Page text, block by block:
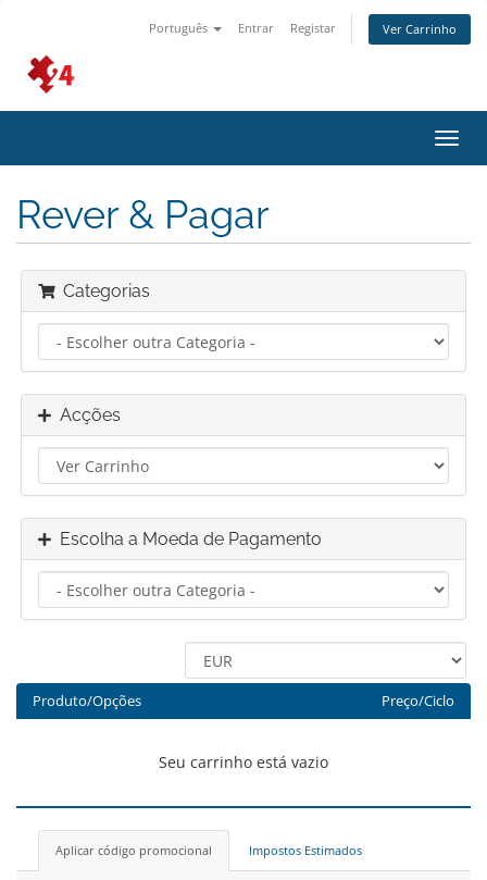
Português Entrar Registar Ver Carrinho
Rever & Pagar
Categorias
Acções
Escolha a Moeda de Pagamento
Produto/Opções Preço/Ciclo
Seu carrinho está vazio
Aplicar código promocional Impostos Estimados